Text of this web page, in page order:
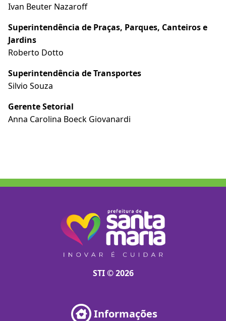
Ivan Beuter Nazaroff
Superintendência de Praças, Parques, Canteiros e
Jardins
Roberto Dotto
Superintendência de Transportes
Silvio Souza
Gerente Setorial
Anna Carolina Boeck Giovanardi
STI © 2026
Informações